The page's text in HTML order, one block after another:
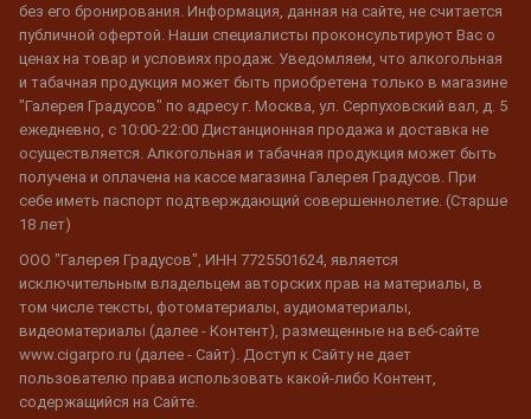
без его бронирования. Информация, данная на сайте, не считается
публичной офертой. Наши специалисты проконсультируют Вас о
ценах на товар и условиях продаж. Уведомляем, что алкогольная
и табачная продукция может быть приобретена только в магазине
"Галерея Градусов" по адресу г. Москва, ул. Серпуховский вал, д. 5
ежедневно, с 10:00-22:00 Дистанционная продажа и доставка не
осуществляется. Алкогольная и табачная продукция может быть
получена и оплачена на кассе магазина Галерея Градусов. При
себе иметь паспорт подтверждающий совершеннолетие. (Старше
18 лет)
ООО "Галерея Градусов", ИНН 7725501624, является
исключительным владельцем авторских прав на материалы, в
том числе тексты, фотоматериалы, аудиоматериалы,
видеоматериалы (далее - Контент), размещенные на веб-сайте
www.cigarpro.ru (далее - Сайт). Доступ к Сайту не дает
пользователю права использовать какой-либо Контент,
содержащийся на Сайте.